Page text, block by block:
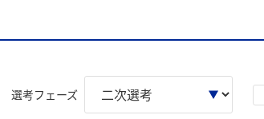
選考フェーズ